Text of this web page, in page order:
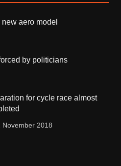
aero model
by politicians
for cycle race almost
November 2018